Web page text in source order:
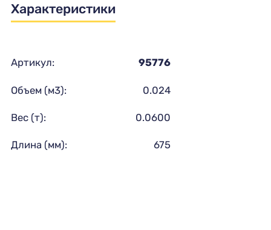
Характеристики
Артикул: 95776
Объем (м3): 0.024
Вес (т): 0.0600
Длина (мм): 675